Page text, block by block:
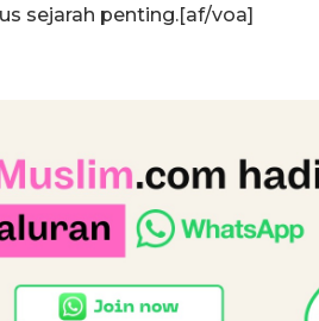
sejarah penting.[af/voa]